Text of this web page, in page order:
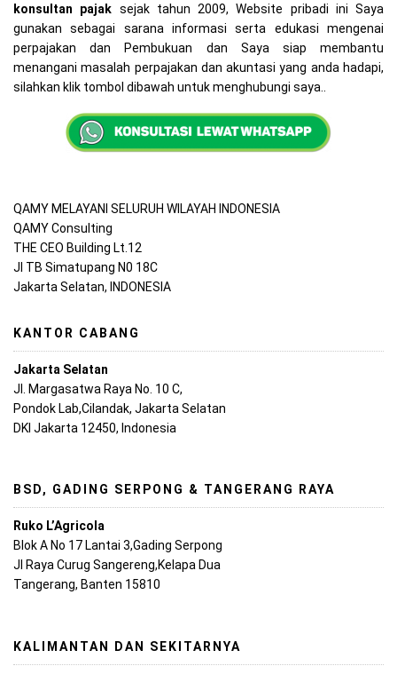
konsultan pajak sejak tahun 2009, Website pribadi ini Saya
gunakan sebagai sarana informasi serta edukasi mengenai
perpajakan dan Pembukuan dan Saya siap membantu
menangani masalah perpajakan dan akuntasi yang anda hadapi,
silahkan klik tombol dibawah untuk menghubungi saya..
QAMY MELAYANI SELURUH WILAYAH INDONESIA
QAMY Consulting
THE CEO Building Lt.12
Jl TB Simatupang N0 18C
Jakarta Selatan, INDONESIA
KANTOR CABANG
Jakarta Selatan
Jl. Margasatwa Raya No. 10 C,
Pondok Lab,Cilandak, Jakarta Selatan
DKI Jakarta 12450, Indonesia
BSD, GADING SERPONG & TANGERANG RAYA
Ruko L’Agricola
Blok A No 17 Lantai 3,Gading Serpong
Jl Raya Curug Sangereng,Kelapa Dua
Tangerang, Banten 15810
KALIMANTAN DAN SEKITARNYA